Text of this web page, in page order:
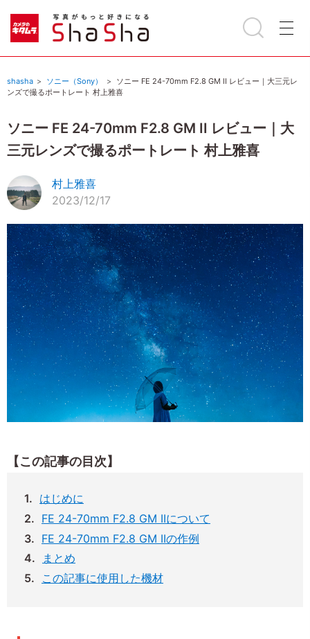
shasha ソニー（Sony）
ソニー FE 24-70mm F2.8 GM II レビュー｜大三元レ
ンズで撮るポートレート 村上雅喜
ソニー FE 24-70mm F2.8 GM II レビュー｜大
三元レンズで撮るポートレート 村上雅喜
村上雅喜
2023/12/17
【この記事の目次】
はじめに
FE 24-70mm F2.8 GM IIについて
FE 24-70mm F2.8 GM IIの作例
まとめ
この記事に使用した機材